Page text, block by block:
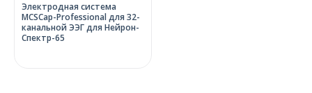
Электродная система
MCSCap-Professional для 32-
канальной ЭЭГ для Нейрон-
Спектр-65